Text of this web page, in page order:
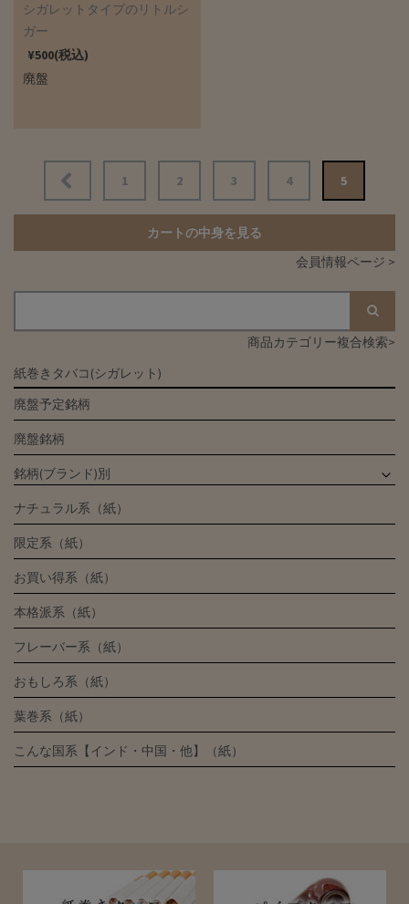
シガレットタイプのリトルシ
ガー
¥500(税込)
廃盤
ビ
シ
ン
1 2 3 4 5
カートの中身を見る
会員情報ページ >
商品カテゴリー複合検索>
紙巻きタバコ(シガレット)
廃盤予定銘柄
廃盤銘柄
銘柄(ブランド)別
ナチュラル系（紙）
限定系（紙）
お買い得系（紙）
本格派系（紙）
フレーバー系（紙）
おもしろ系（紙）
葉巻系（紙）
こんな国系【インド・中国・他】（紙）